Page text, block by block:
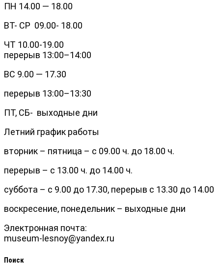
ПН 14.00 — 18.00
ВТ- СР 09.00- 18.00
ЧТ 10.00-19.00
перерыв 13:00–14:00
ВС 9.00 — 17.30
перерыв 13:00–13:30
ПТ, СБ- выходные дни
Летний график работы
вторник – пятница – с 09.00 ч. до 18.00 ч.
перерыв – с 13.00 ч. до 14.00 ч.
суббота – с 9.00 до 17.30, перерыв с 13.30 до 14.00
воскресение, понедельник – выходные дни
Электронная почта:
museum-lesnoy@yandex.ru
Поиск